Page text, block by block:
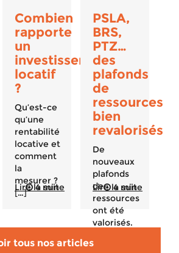
Combien
rapporte
un
investissement
locatif
?
Qu’est-ce
qu’une
rentabilité
locative et
comment
la
mesurer ?
[…]
Lire la suite
4 min
PSLA,
BRS,
PTZ…
des
plafonds
de
ressources
bien
revalorisés
De
nouveaux
plafonds
de
ressources
ont été
valorisés.
avoir
Lire la suite
4 min
tous nos articles